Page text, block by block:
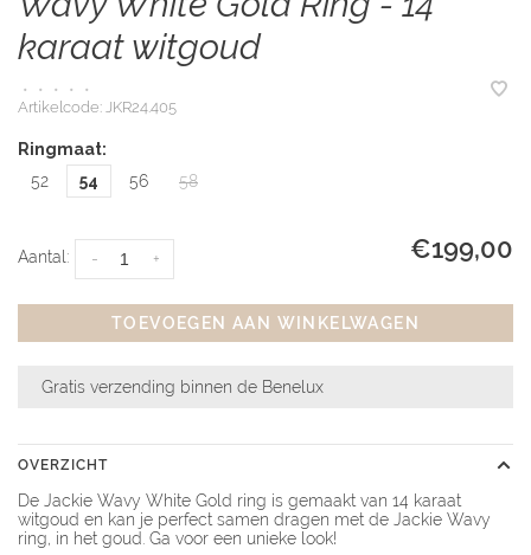
karaat witgoud
• • • •
•
Artikelcode: JKR24.405
Ringmaat:
52
54 56 58
Aantal: +
- €199,00
TOEVOEGEN AAN WINKELWAGEN
Gratis verzending binnen de Benelux
OVERZICHT
De Jackie Wavy White Gold ring is gemaakt van 14 karaat
witgoud en kan je perfect samen dragen met de Jackie Wavy
ring, in het goud. Ga voor een unieke look!